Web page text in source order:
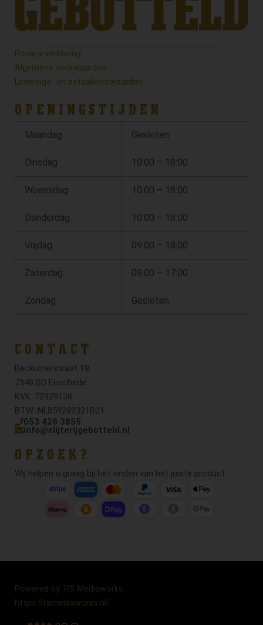
Privacy verklaring
Algemene voorwaarden
Leverings- en betaalvoorwaarden
OPENINGSTIJDEN
Maandag Gesloten
Dinsdag 10:00 – 18:00
Woensdag 10:00 – 18:00
Donderdag 10:00 – 18:00
Vrijdag 09:00 – 18:00
Zaterdag 09:00 – 17:00
Zondag Gesloten
CONTACT
Beckumerstraat 19
7548 BD Enschede
KVK: 72929138
BTW: NL859289321B01
053 428 3855
info@slijterijgebotteld.nl
OPZOEK?
Wij helpen u graag bij het vinden van het juiste product.
Powered by: RS Mediaworks
https://rsmediaworks.nl/